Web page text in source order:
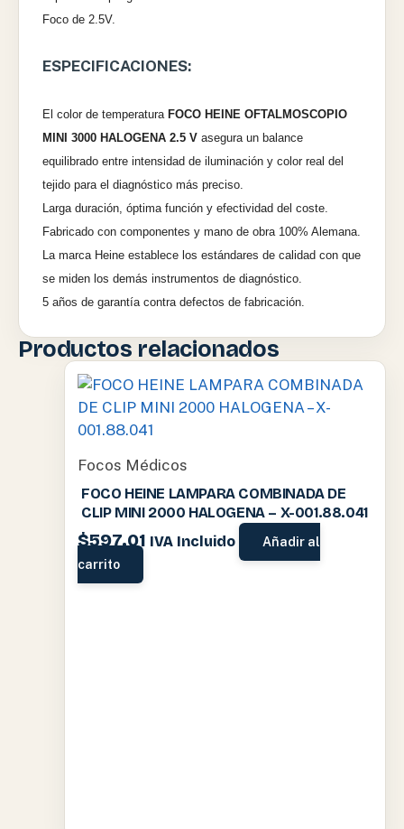
Foco de 2.5V.
ESPECIFICACIONES:
El color de temperatura FOCO HEINE OFTALMOSCOPIO
MINI 3000 HALOGENA 2.5 V asegura un balance
equilibrado entre intensidad de iluminación y color real del
tejido para el diagnóstico más preciso.
Larga duración, óptima función y efectividad del coste.
Fabricado con componentes y mano de obra 100% Alemana.
La marca Heine establece los estándares de calidad con que
se miden los demás instrumentos de diagnóstico.
5 años de garantía contra defectos de fabricación.
Productos relacionados
Focos Médicos
FOCO HEINE LAMPARA COMBINADA DE
CLIP MINI 2000 HALOGENA – X-001.88.041
$597.01 IVA Incluido
Añadir al
carrito